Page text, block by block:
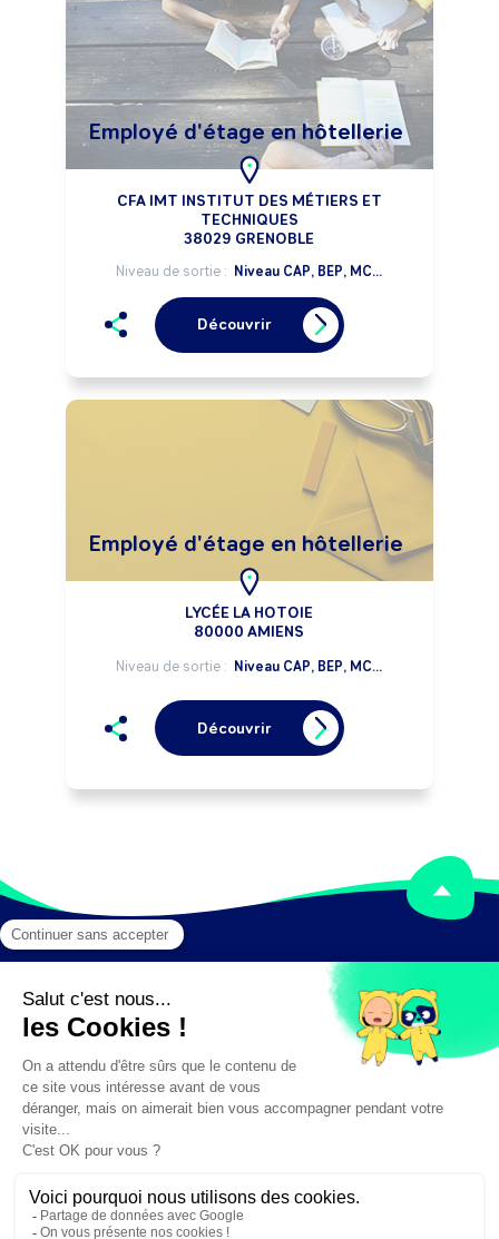
Employé d'étage en hôtellerie
CFA IMT INSTITUT DES MÉTIERS ET
TECHNIQUES
38029 GRENOBLE
Niveau de sortie : Niveau CAP, BEP, MC...
Découvrir
Employé d'étage en hôtellerie
LYCÉE LA HOTOIE
80000 AMIENS
Niveau de sortie : Niveau CAP, BEP, MC...
Découvrir
Mentions légales